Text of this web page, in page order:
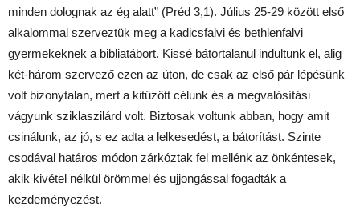
minden dolognak az ég alatt” (Préd 3,1). Július 25-29 között első
alkalommal szerveztük meg a kadicsfalvi és bethlenfalvi
gyermekeknek a bibliatábort. Kissé bátortalanul indultunk el, alig
két-három szervező ezen az úton, de csak az első pár lépésünk
volt bizonytalan, mert a kitűzött célunk és a megvalósítási
vágyunk sziklaszilárd volt. Biztosak voltunk abban, hogy amit
csinálunk, az jó, s ez adta a lelkesedést, a bátorítást. Szinte
csodával határos módon zárkóztak fel mellénk az önkéntesek,
akik kivétel nélkül örömmel és ujjongással fogadták a
kezdeményezést.